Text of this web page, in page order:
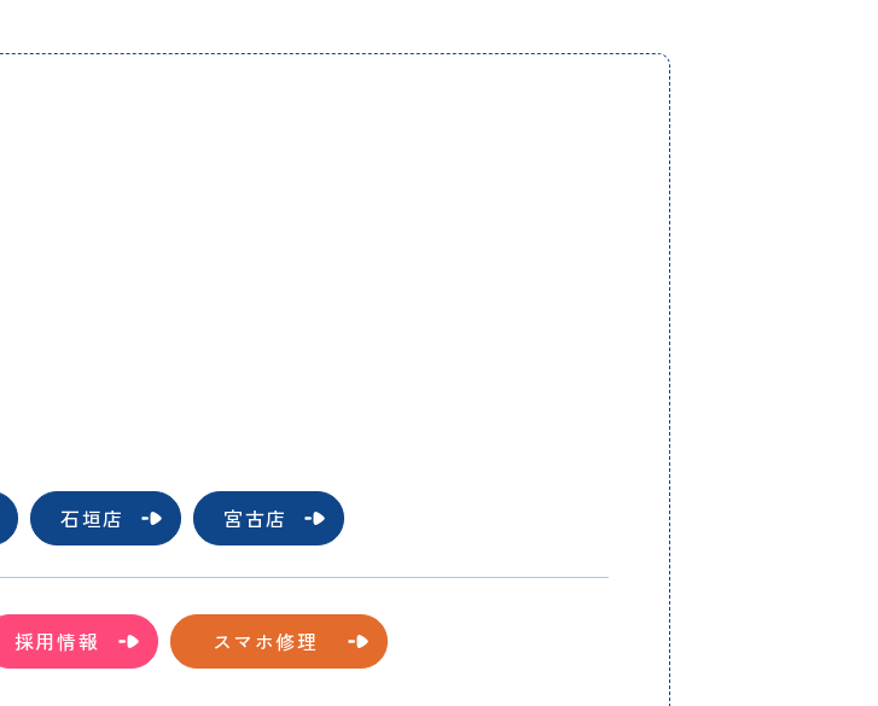
石垣店 宮古店
採用情報 スマホ修理